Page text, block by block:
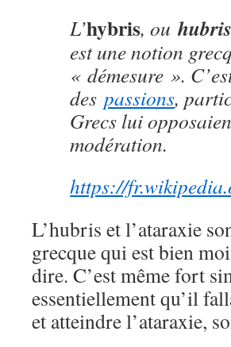
L’hybris, ou hubris
est une notion
« démesure ».
des passions,
Grecs lui
modération.
https://
L’hubris et l’ataraxie
grecque qui est bien
dire. C’est même fort
essentiellement qu’il
et atteindre l’ataraxie,